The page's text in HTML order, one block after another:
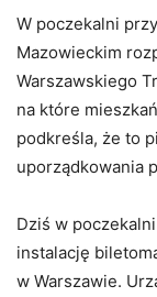
W poczekalni
Mazowieckim
Warszawskiego
na które
podkreśla, że to
uporządkowania
Dziś w
instalację
w Warszawie.